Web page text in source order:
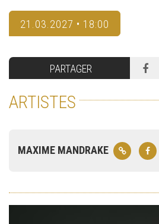
21.03.2027 • 18:00
PARTAGER
ARTISTES
MAXIME MANDRAKE